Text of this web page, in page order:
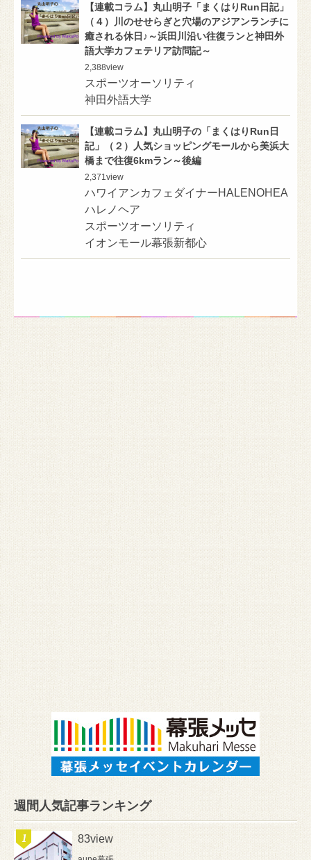
【連載コラム】丸山明子「まくはりRun日記」
（４）川のせせらぎと穴場のアジアンランチに
癒される休日♪～浜田川沿い往復ランと神田外
語大学カフェテリア訪問記～
2,388view
スポーツオーソリティ
神田外語大学
【連載コラム】丸山明子の「まくはりRun日
記」（２）人気ショッピングモールから美浜大
橋まで往復6kmラン～後編
2,371 view
ハワイアンカフェダイナーHALENOHEA
ハレノヘア
スポーツオーソリティ
イオンモール幕張新都心
週間人気記事ランキング
83view